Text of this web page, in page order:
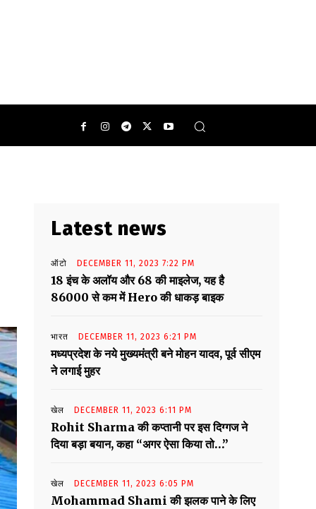
Latest news
ऑटो DECEMBER 11, 2023 7:22 PM
18 इंच के अलॉय और 68 की माइलेज, यह है
86000 से कम में Hero की धाकड़ बाइक
भारत DECEMBER 11, 2023 6:21 PM
मध्यप्रदेश के नये मुख्यमंत्री बने मोहन यादव, पूर्व सीएम
ने लगाई मुहर
खेल DECEMBER 11, 2023 6:11 PM
Rohit Sharma की कप्तानी पर इस दिग्गज ने
दिया बड़ा बयान, कहा “अगर ऐसा किया तो…”
खेल DECEMBER 11, 2023 6:05 PM
Mohammad Shami की झलक पाने के लिए